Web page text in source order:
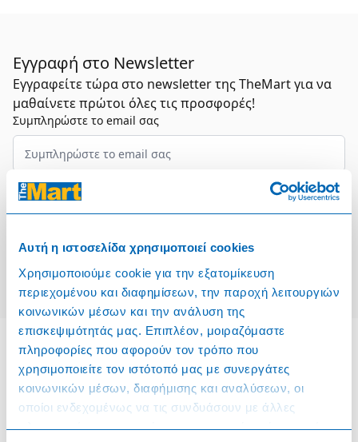
Αυτή η ιστοσελίδα χρησιμοποιεί cookies
Χρησιμοποιούμε cookie για την εξατομίκευση
περιεχομένου και διαφημίσεων, την παροχή λειτουργιών
κοινωνικών μέσων και την ανάλυση της
επισκεψιμότητάς μας. Επιπλέον, μοιραζόμαστε
πληροφορίες που αφορούν τον τρόπο που
χρησιμοποιείτε τον ιστότοπό μας με συνεργάτες
κοινωνικών μέσων, διαφήμισης και αναλύσεων, οι
οποίοι ενδεχομένως να τις συνδυάσουν με άλλες
πληροφορίες που τους έχετε παραχωρήσει ή τις οποίες
Εγγραφή στο Newsletter
Εγγραφείτε τώρα στο newsletter της TheMart για να
μαθαίνετε πρώτοι όλες τις προσφορές!
Συμπληρώστε το email σας
Επιλέξτε τον τομέα σας
Πληροφορίες
Όροι & Προϋποθέσεις